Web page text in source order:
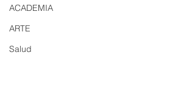
ACADEMIA
ARTE
Salud